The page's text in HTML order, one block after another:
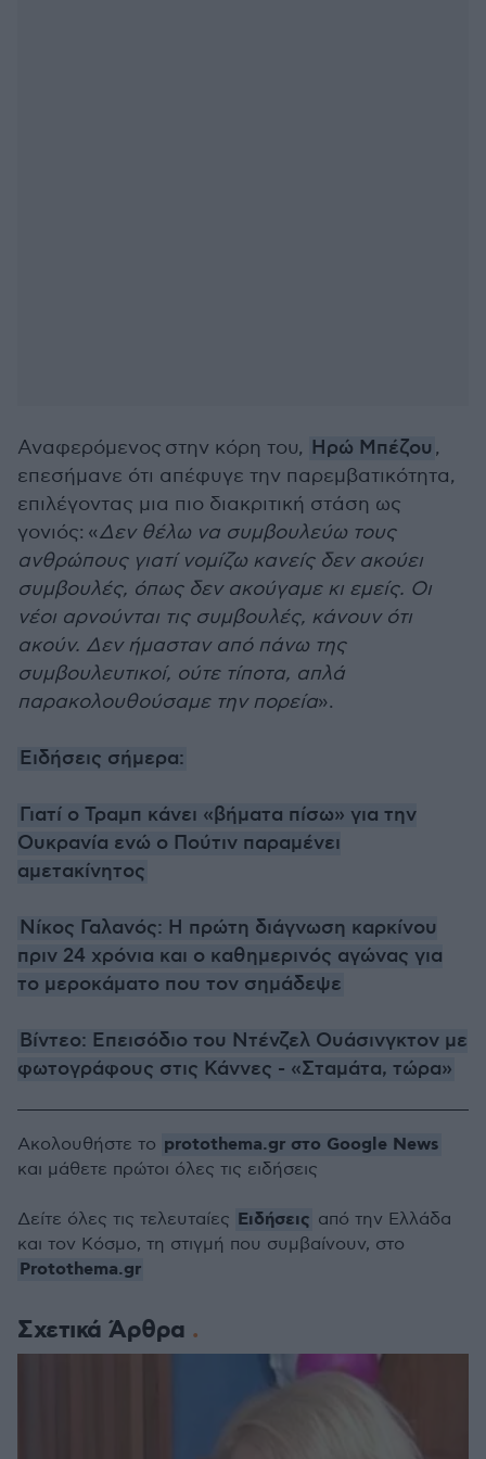
Αναφερόμενος στην κόρη του, Ηρώ Μπέζου ,
επεσήμανε ότι απέφυγε την παρεμβατικότητα,
επιλέγοντας μια πιο διακριτική στάση ως
γονιός: «Δεν θέλω να συμβουλεύω τους
ανθρώπους γιατί νομίζω κανείς δεν ακούει
συμβουλές, όπως δεν ακούγαμε κι εμείς. Οι
νέοι αρνούνται τις συμβουλές, κάνουν ότι
ακούν. Δεν ήμασταν από πάνω της
συμβουλευτικοί, ούτε τίποτα, απλά
παρακολουθούσαμε την πορεία».
Ειδήσεις σήμερα:
Γιατί ο Τραμπ κάνει «βήματα πίσω» για την
Ουκρανία ενώ ο Πούτιν παραμένει
αμετακίνητος
Νίκος Γαλανός: Η πρώτη διάγνωση καρκίνου
πριν 24 χρόνια και ο καθημερινός αγώνας για
το μεροκάματο που τον σημάδεψε
Βίντεο: Επεισόδιο του Ντένζελ Ουάσινγκτον με
φωτογράφους στις Κάννες - «Σταμάτα, τώρα»
Σχετικά Άρθρα
Ακολουθήστε το protothema.gr στο Google News
και μάθετε πρώτοι όλες τις ειδήσεις
Δείτε όλες τις τελευταίες Ειδήσεις από την Ελλάδα
και τον Κόσμο, τη στιγμή που συμβαίνουν, στο
Protothema.gr